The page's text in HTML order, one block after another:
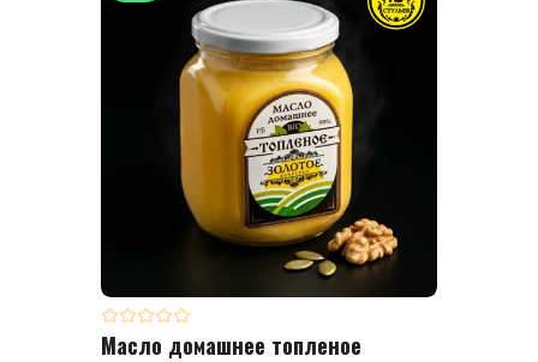
Масло домашнее топленое